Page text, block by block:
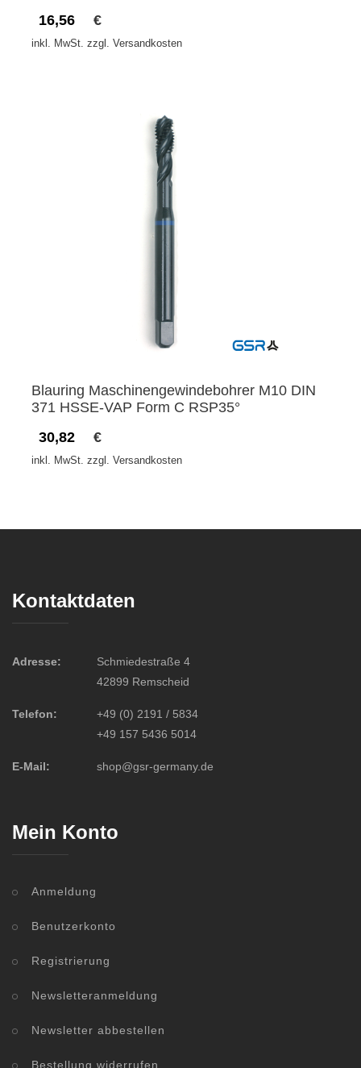
16,56
€
inkl. MwSt. zzgl. Versandkosten
Blauring Maschinengewindebohrer M10 DIN
371 HSSE-VAP Form C RSP35°
30,82
€
inkl. MwSt. zzgl. Versandkosten
Kontaktdaten
Adresse:
Schmiedestraße 4
42899 Remscheid
Telefon:
+49 (0) 2191 / 5834
+49 157 5436 5014
E-Mail: shop@gsr-germany.de
Mein Konto
Anmeldung
Benutzerkonto
Registrierung
Newsletteranmeldung
Newsletter abbestellen
Bestellung widerrufen